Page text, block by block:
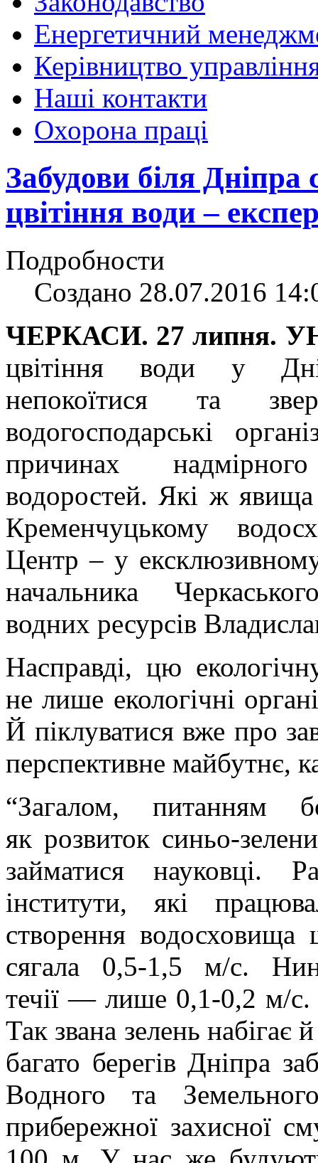
Енергетичний
Керівництво
Наші контакти
Охорона праці
Забудови біля
цвітіння води –
Подробности
Создано 28.07.2016
ЧЕРКАСИ. 27 липня.
цвітіння води у
непокоїтися та
водогосподарські
причинах
водоростей. Які ж
Кременчуцькому
Центр – у
начальника
водних ресурсів
Насправді, цю
не лише екологічні
Й піклуватися вже про
перспективне майбутнє,
“Загалом, питанням
як розвиток синьо-
займатися науковці.
інститути, які
створення водосховища
сягала 0,5-1,5 м/с.
течії — лише 0,1-0,2 м/с.
Так звана зелень
багато берегів Дніпра
Водного та
прибережної захисної